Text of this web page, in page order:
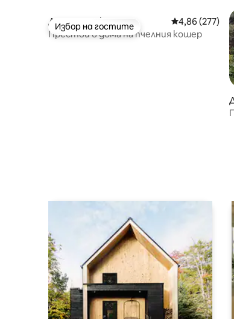
Избор на гостите
Избор на гостите
Дом – Мадикери Средна
4,86 (277)
Престой в дома на пчелния кошер